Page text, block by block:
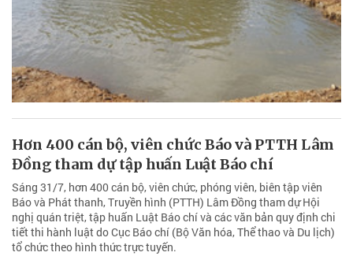
Hơn 400 cán bộ, viên chức Báo và PTTH Lâm
Đồng tham dự tập huấn Luật Báo chí
Sáng 31/7, hơn 400 cán bộ, viên chức, phóng viên, biên tập viên
Báo và Phát thanh, Truyền hình (PTTH) Lâm Đồng tham dự Hội
nghị quán triệt, tập huấn Luật Báo chí và các văn bản quy định chi
tiết thi hành luật do Cục Báo chí (Bộ Văn hóa, Thể thao và Du lịch)
tổ chức theo hình thức trực tuyến.